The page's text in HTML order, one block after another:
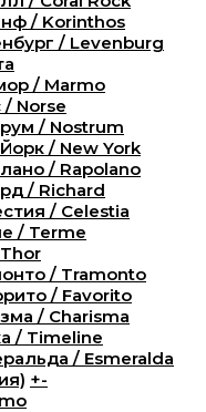
/ Korinthos
/ Levenburg
/ Marmo
Norse
/ Nostrum
/ New York
/ Rapolano
/ Richard
/ Celestia
/ Terme
/ Tramonto
/ Favorito
/ Charisma
/ Timeline
/ Esmeralda
+-